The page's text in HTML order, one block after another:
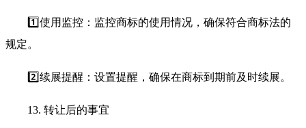
1️⃣使用监控：监控商标的使用情况，确保符合商标法的
规定。
2️⃣续展提醒：设置提醒，确保在商标到期前及时续展。
13. 转让后的事宜